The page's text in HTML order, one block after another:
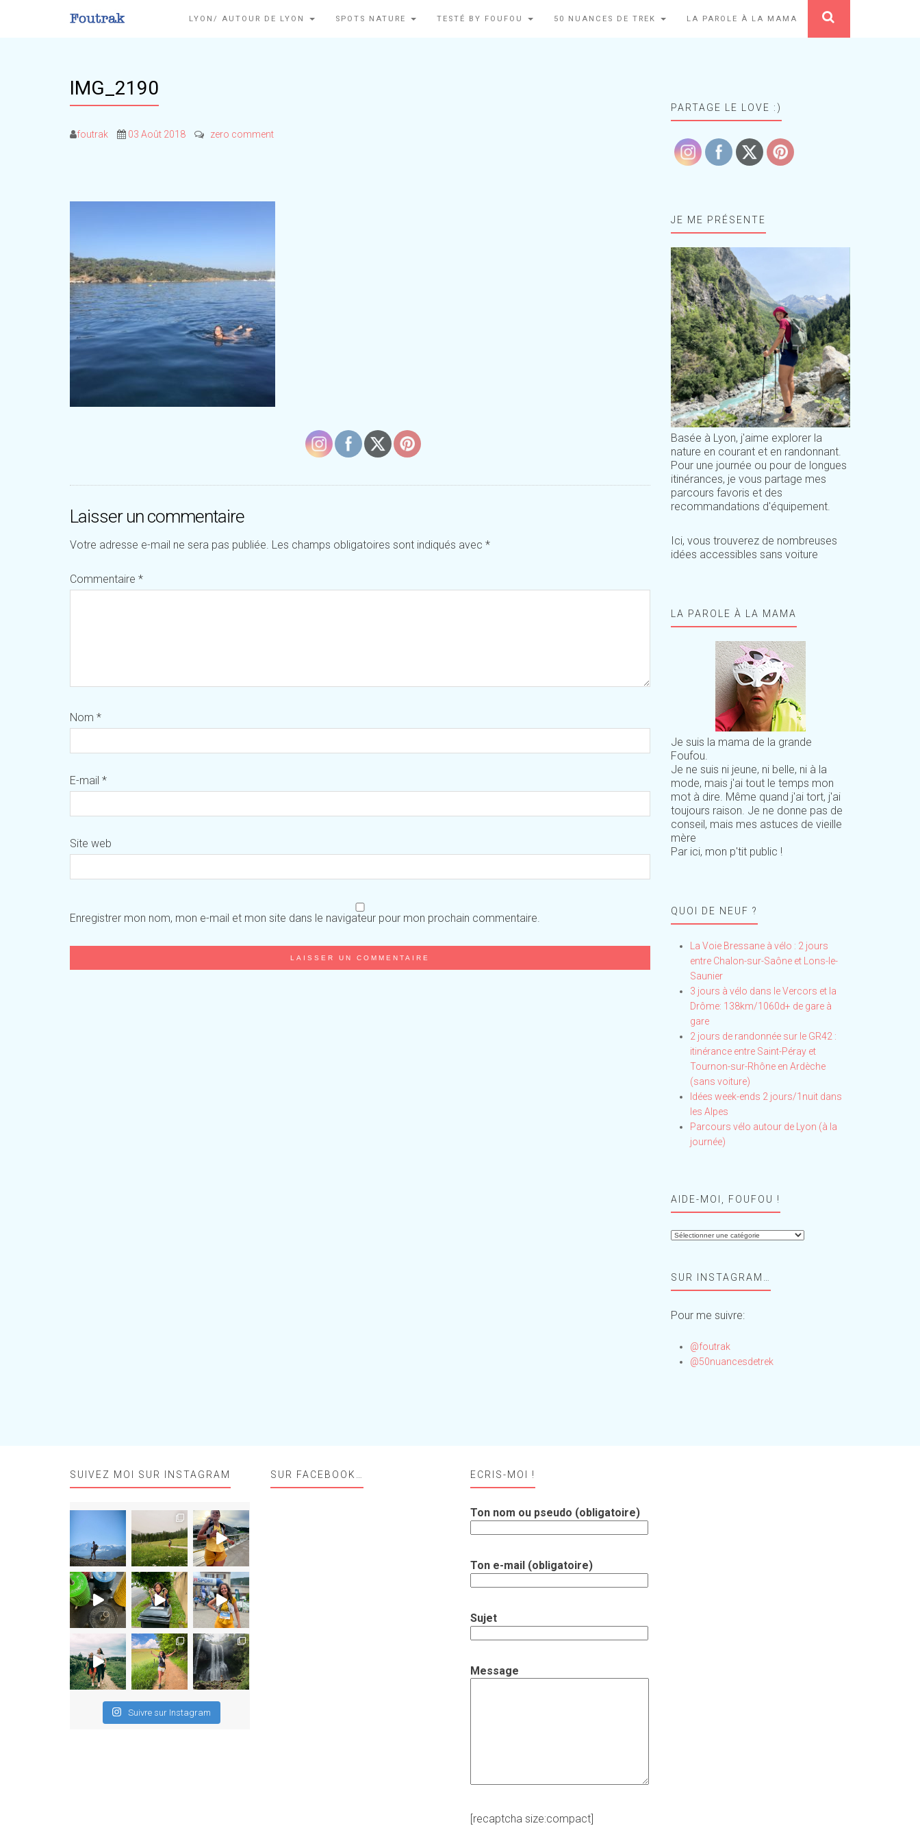
LYON/ AUTOUR DE LYON SPOTS NATURE TESTÉ BY FOUFOU 50 NUANCES DE TREK LA PAROLE À LA MAMA
IMG_2190
foutrak 03 Août 2018 zero comment
Laisser un commentaire
Votre adresse e-mail ne sera pas publiée. Les champs obligatoires sont indiqués avec *
Commentaire *
Nom *
E-mail *
Site web
Enregistrer mon nom, mon e-mail et mon site dans le navigateur pour mon prochain commentaire.
PARTAGE LE LOVE :)
JE ME PRÉSENTE
Basée à Lyon, j'aime explorer la
nature en courant et en randonnant.
Pour une journée ou pour de longues
itinérances, je vous partage mes
parcours favoris et des
recommandations d'équipement.
Ici, vous trouverez de nombreuses
idées accessibles sans voiture
LA PAROLE À LA MAMA
Je suis la mama de la grande
Foufou.
Je ne suis ni jeune, ni belle, ni à la
mode, mais j'ai tout le temps mon
mot à dire. Même quand j'ai tort, j'ai
toujours raison. Je ne donne pas de
conseil, mais mes astuces de vieille
mère
Par ici, mon p'tit public !
QUOI DE NEUF ?
La Voie Bressane à vélo : 2 jours
entre Chalon-sur-Saône et Lons-le-
Saunier
3 jours à vélo dans le Vercors et la
Drôme: 138km/1060d+ de gare à
gare
2 jours de randonnée sur le GR42 :
itinérance entre Saint-Péray et
Tournon-sur-Rhône en Ardèche
(sans voiture)
Idées week-ends 2 jours/1nuit dans
les Alpes
Parcours vélo autour de Lyon (à la
journée)
AIDE-MOI, FOUFOU !
Aide-
!SUR INSTAGRAM…
Pour me suivre:
@foutrak
@50nuancesdetrek
SUIVEZ MOI SUR INSTAGRAM
Suivre sur Instagram
SUR FACEBOOK… ECRIS-MOI !
Ton nom ou pseudo (obligatoire)
Ton e-mail (obligatoire)
Sujet
Message
[recaptcha size:compact]